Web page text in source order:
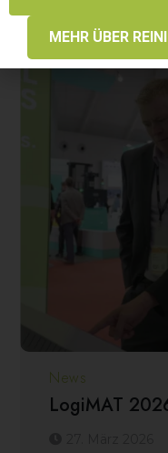
News
LogiMAT
MEHR ÜBER